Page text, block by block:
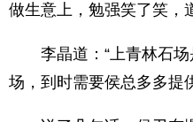
做生意上，勉强笑了笑，
李晶道：“上青林石场
场，到时需要侯总多多提